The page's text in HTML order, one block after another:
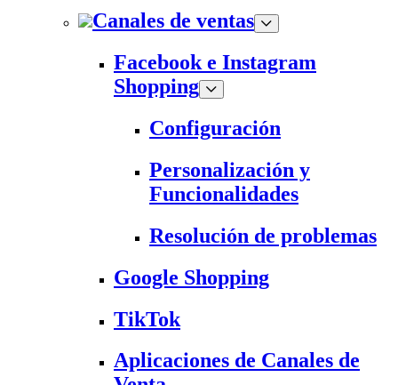
Canales de ventas
Facebook e Instagram
Shopping
Configuración
Personalización y
Funcionalidades
Resolución de problemas
Google Shopping
TikTok
Aplicaciones de Canales de